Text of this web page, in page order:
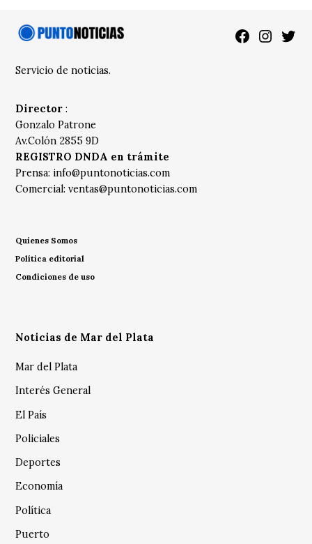
Facebook
Servicio de noticias.
Director :
Gonzalo Patrone
Av.Colón 2855 9D
REGISTRO DNDA en trámite
Prensa: info@puntonoticias.com
Comercial:ventas@puntonoticias.com
Quienes Somos
Política editorial
Condiciones de uso
Noticias de Mar del Plata
Mar del Plata
Interés General
El País
Policiales
Deportes
Economía
Política
Puerto